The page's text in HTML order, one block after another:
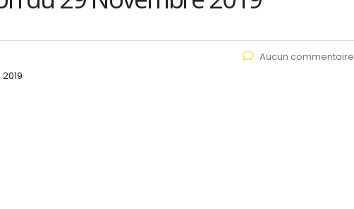
Aucun commentaire